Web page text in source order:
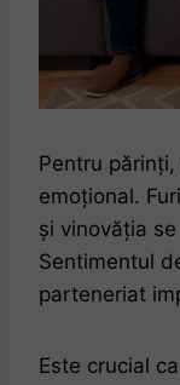
Pentru
emoțional.
și vinovăția
Sentimentul
parteneriat
Este crucial